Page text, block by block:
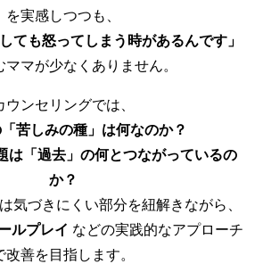
を実感しつつも、
ても怒ってしまう時があるんです」
ママが少なくありません。
ウンセリングでは、
苦しみの種」は何なのか？
は「過去」の何とつながっているの
か？
気づきにくい部分を紐解きながら、
ルプレイ などの実践的なアプローチ
改善を目指します。